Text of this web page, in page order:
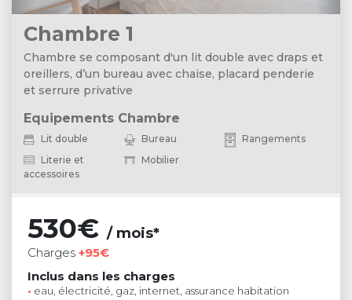
Chambre 1
Chambre se composant d'un lit double avec draps et
oreillers, d’un bureau avec chaise, placard penderie
et serrure privative
Equipements Chambre
Lit double Bureau
Rangements
Literie et
accessoires
Mobilier
530€ / mois*
Charges +95€
Inclus dans les charges
• eau, électricité, gaz, internet, assurance habitation